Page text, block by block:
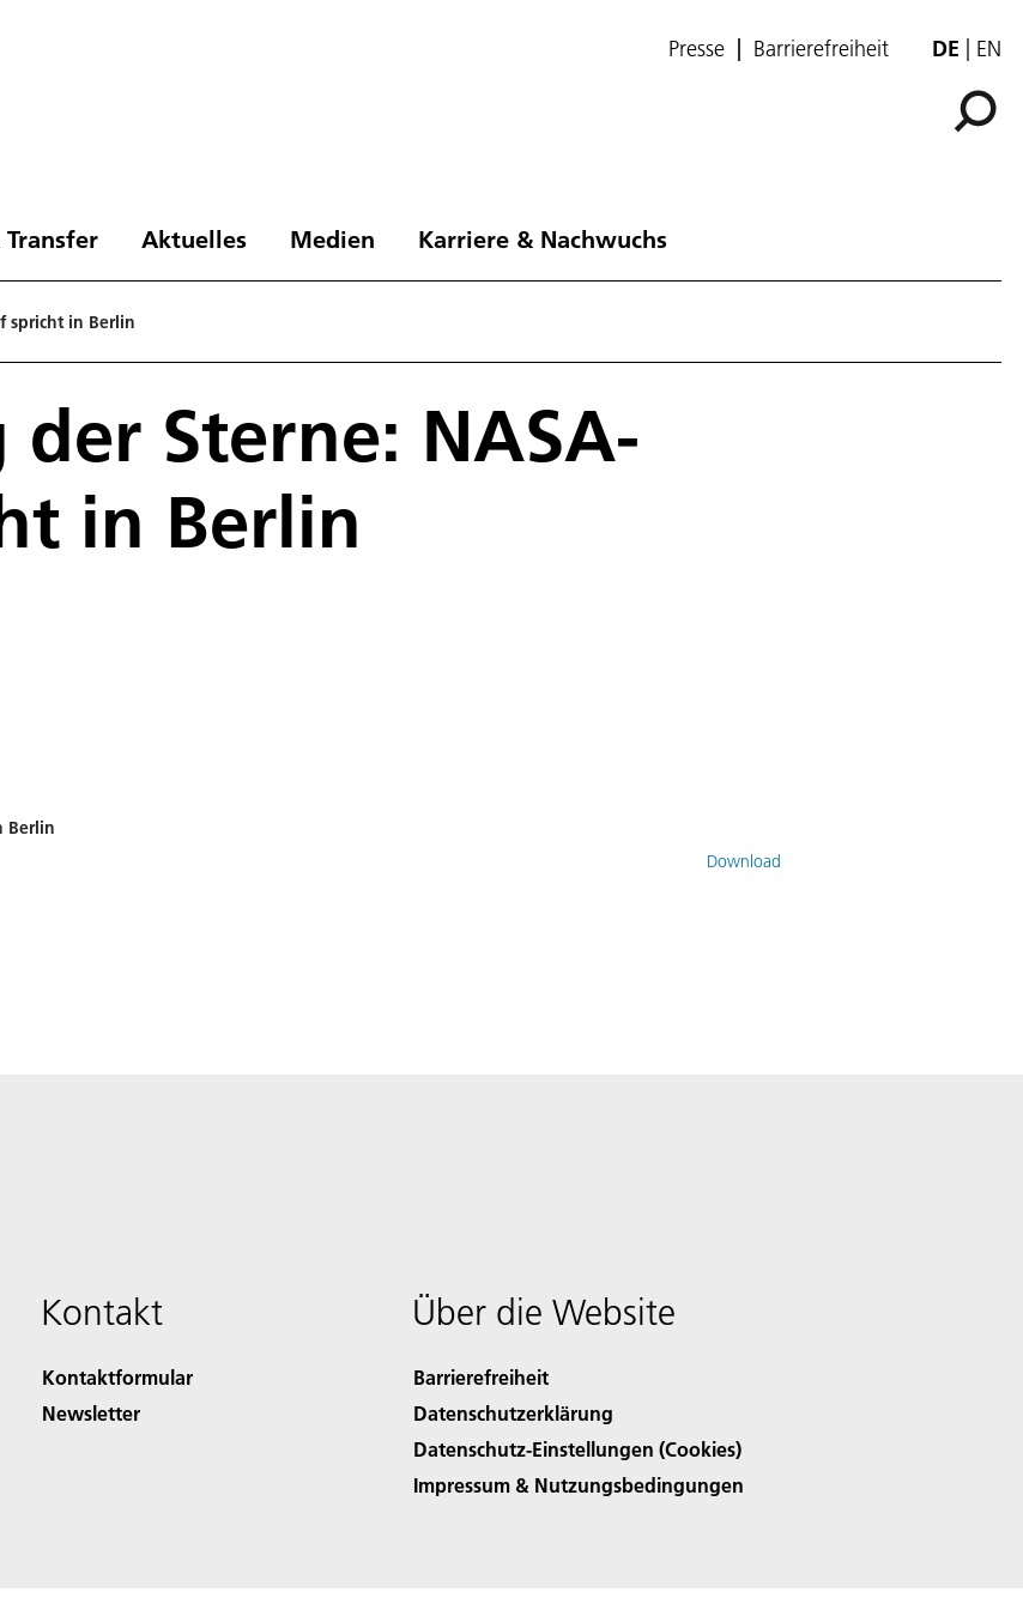
Presse Barrierefreiheit DE EN
Aktuelles Medien Karriere & Nachwuchs
spricht in Berlin
Sterne: NASA-
in Berlin
Berlin
Download
Kontakt
Kontaktformular
Newsletter
Über die Website
Barrierefreiheit
Datenschutzerklärung
Datenschutz-Einstellungen (Cookies)
Impressum & Nutzungsbedingungen